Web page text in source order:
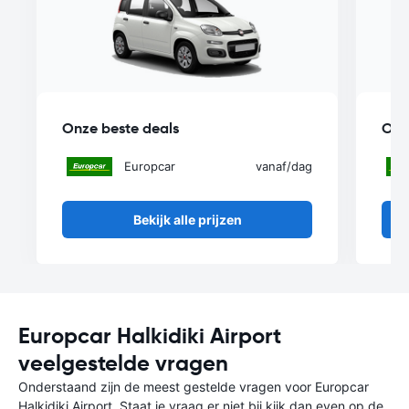
Onze beste deals
Europcar vanaf/dag
Bekijk alle prijzen
Europcar Halkidiki Airport
veelgestelde vragen
Onderstaand zijn de meest gestelde vragen voor Europcar
Halkidiki Airport. Staat je vraag er niet bij kijk dan even op de